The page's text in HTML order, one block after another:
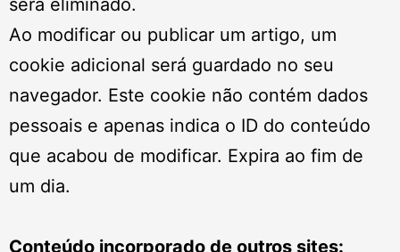
será eliminado.
Ao modificar ou publicar um artigo, um
cookie adicional será guardado no seu
navegador. Este cookie não contém dados
pessoais e apenas indica o ID do conteúdo
que acabou de modificar. Expira ao fim de
um dia.
Conteúdo incorporado de outros sites: